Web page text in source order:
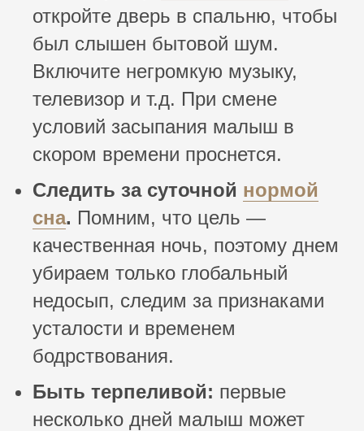
откройте дверь в спальню, чтобы
был слышен бытовой шум.
Включите негромкую музыку,
телевизор и т.д. При смене
условий засыпания малыш в
скором времени проснется.
Следить за суточной нормой
сна. Помним, что цель —
качественная ночь, поэтому днем
убираем только глобальный
недосып, следим за признаками
усталости и временем
бодрствования.
Быть терпеливой: первые
несколько дней малыш может